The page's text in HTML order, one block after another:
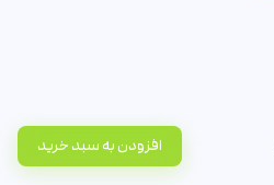
افزودن به سبد خرید